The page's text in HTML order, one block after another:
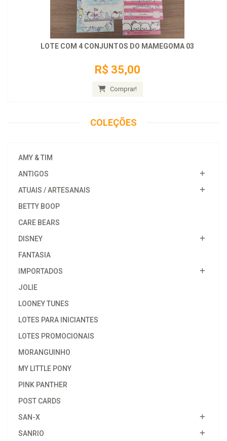
LOTE COM 4 CONJUNTOS DO MAMEGOMA 03
R$ 35,00
Comprar!
COLEÇÕES
AMY & TIM
ANTIGOS
ATUAIS / ARTESANAIS
BETTY BOOP
CARE BEARS
DISNEY
FANTASIA
IMPORTADOS
JOLIE
LOONEY TUNES
LOTES PARA INICIANTES
LOTES PROMOCIONAIS
MORANGUINHO
MY LITTLE PONY
PINK PANTHER
POST CARDS
SAN-X
SANRIO